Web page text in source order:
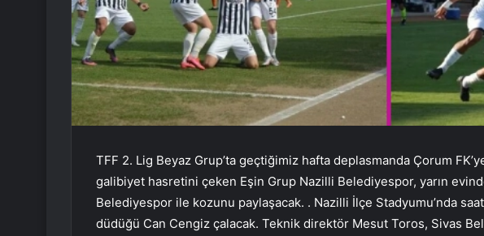
TFF 2. Lig Beyaz Grup’ta geçtiğimiz hafta deplasmanda Çorum
galibiyet hasretini çeken Eşin Grup Nazilli Belediyespor, yarın
Belediyespor ile kozunu paylaşacak. . Nazilli İlçe Stadyumu’nda
düdüğü Can Cengiz çalacak. Teknik direktör Mesut Toros, Sivas